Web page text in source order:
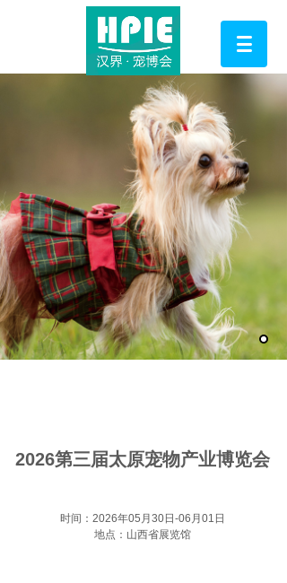
2026第三届太原宠物产业博览会
时间：2026年05月30日-06月01日
地点：山西省展览馆